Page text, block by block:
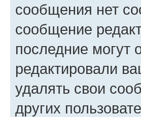
сообщения нет
сообщение
последние могут
редактировали
удалять свои
других